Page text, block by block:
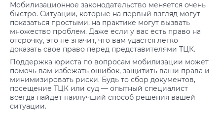
Мобилизационное законодательство меняется очень
быстро. Ситуации, которые на первый взгляд могут
показаться простыми, на практике могут вызвать
множество проблем. Даже если у вас есть право на
отсрочку, это не значит, что вам удастся легко
доказать свое право перед представителями ТЦК.
Поддержка юриста по вопросам мобилизации может
помочь вам избежать ошибок, защитить ваши права и
минимизировать риски. Будь то сбор документов,
посещение ТЦК или суд — опытный специалист
всегда найдет наилучший способ решения вашей
ситуации.